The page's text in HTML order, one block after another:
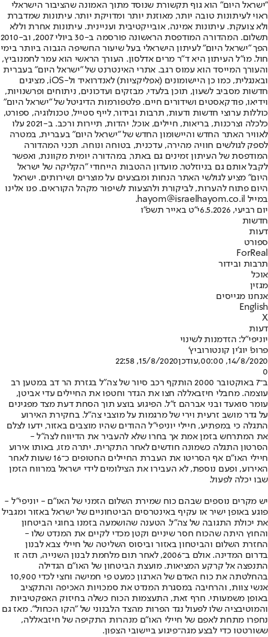
"ישראל היום" הוא גוף תקשורת שנוסד מתוך האמונה שהציבור הישראלי
ראוי לעיתונות טובה יותר, מאוזנת יותר ומדויקת יותר. עיתונות שמדברת
ולא צועקת. עיתונות אמינה, אובייקטיבית ועניינית. עיתונות אחרת וללא
תשלום. המהדורה המודפסת הראשונה פורסמה ב-30 ביולי 2007, וב-2010
הפך "ישראל היום" לעיתון הישראלי בעל שיעור החשיפה הגבוה ביותר בימי
חול. מו"ל העיתון היא ד"ר מרים אדלסון. העורך הראשי הוא עמר לחמנוביץ,
והעורך המייסד הוא עמוס רגב. אתרי האינטרנט של "ישראל היום" בעברית
ובאנגלית, כמו כן היישומונים (אפליקציות) לאנדרואיד ול-iOS, מציגים
חדשות מסביב לשעון, תוכן בלעדי, מבזקים ועדכונים, ניתוחים ופרשנויות,
וידיאו, פודקאסטים ושידורים חיים. פלטפורמות הדיגיטל של "ישראל היום"
כוללות ערוצי חדשות ודעות, תרבות ובידור, לייף סטייל, טכנולוגיה, ספורט,
כלכלה וצרכנות, בריאות, חיילים, אוכל, יהדות, תיירות ורכב. ב-2021 עלו
לאוויר האתר החדש והיישומון החדש של "ישראל היום" בעברית, במטרה
לספק לגולשים חוויה מהירה, עדכנית, בטוחה ונוחה. תכני המהדורה
המודפסת של העיתון זמינים גם באתר, במהדורה יומית מקוונת, ואפשר
לקבל אותם גם בניוזלטר. מועדון ההטבות הייחודי "הקליקה של ישראל
היום" מציע לגולשי האתר הנחות ומבצעים על מוצרים ושירותים. ישראל
היום פתוח להערות, לביקורת ולהצעות לשיפור מקהל הקוראים. פנו אלינו
במייל hayom@israelhayom.co.il.
יום רביעי, 6.5.2026
י"ט באייר תשפ"ו
חדשות
דעות
ספורט
ForReal
תרבות ובידור
אוכל
מגזין
אנחנו מגייסים
English
X
דעות
יוניפי"ל: הזדמנות לשינוי
פרופ' יוג'ין קונטורוביץ'
14/8/2020, 00:00
,עודכן15/8/2020, 22:58
0
ב־7 באוקטובר 2000 הותקף רכב סיור של צה"ל בגזרת הר דב במטען רב
עוצמה. מחבלי חיזבאללה חצו את הגדר וחטפו את החיילים עדי אביטן,
עומר סואעד ובני אברהם ז"ל. הפיגוע בוצע תוך הסחת דעת מצד מפגינים
על גדר מושב זרעית וירי של מרגמות על מוצבי צה"ל. בחקירת האירוע
התגלה כי במפתיע, חיילי יוניפי"ל ההודים שהיו מוצבים באזור, ידעו לצלם
את המתרחש בזמן אמת אך בחרו שלא להעביר את הדיווח לצה"ל -
הסרטון התגלה כשמונה חודשים לאחר התקרית. יתרה מזו, באותו אירוע
חיילי האו"ם אף הסריטו את העברת החיילים החטופים כ־16 שעות לאחר
האירוע, ופעם נוספת, לא העבירו את הצילומים לידי ישראל במרווח הזמן
שבו יכלה לפעול.
יש מקרים נוספים שבהם כוח שמירת השלום הזמני של האו"ם - יוניפי"ל -
פוגע באופן ישיר או עקיף באינטרסים הביטחוניים של ישראל באזור ומגביל
את יכולת התגובה של צה"ל. הטענה שהושמעה בזמנו בחוגי הביטחון
והחוץ היתה שהכוח חסר שיניים וקטן מכדי לקיים את המנדט שלו -
החזרת השלום והביטחון באזור וביסוס השליטה של חיילי צבא לבנון
בדרום המדינה. אולם ב־2006, לאחר תום מלחמת לבנון השנייה, תזה זו
התנפצה אל קרקע המציאות. מועצת הביטחון של האו"ם הגדילה
בהחלטתה את כוח האדם של הארגון כמעט פי חמישה וחצי לכדי 10,900
אנשי צוות, והרחיבה במסגרת המנדט את סמכויות האכיפה והתקציב
באופן משמעותי. חרף זאת, התעצמות הכוח כשלה בחיזוק האפקטיביות
והמוטיבציה שלו לפעול נגד הפרות מהצד הלבנוני של "הקו הכחול". מאז גם
נחפרו מתחת לאפם של חיילי האו"ם מנהרות התקיפה של חיזבאללה,
ששורטטו כדי לבצע מגה־פיגוע ביישובי הצפון.